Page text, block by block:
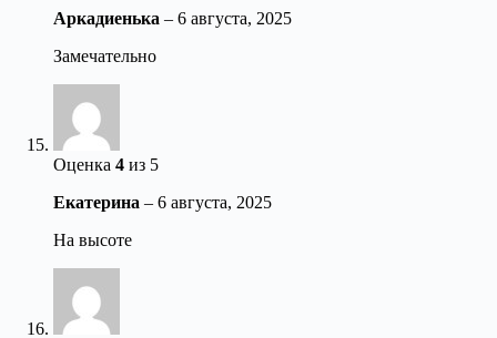
Аркадиенька – 6 августа, 2025
Замечательно
Оценка 4 из 5
Екатерина – 6 августа, 2025
На высоте